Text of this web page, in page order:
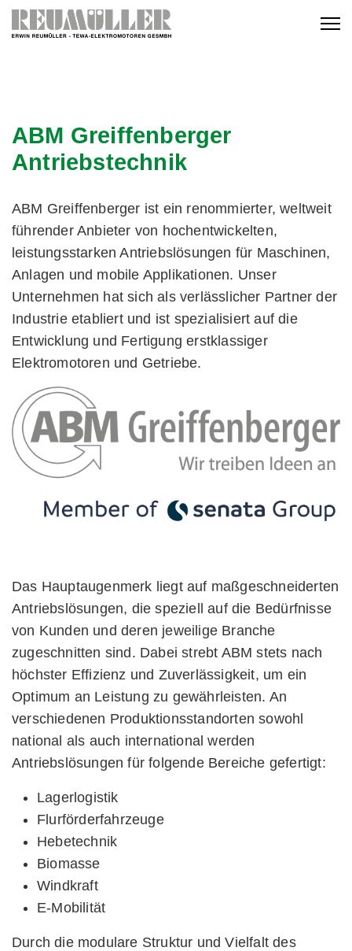
ABM Greiffenberger
Antriebstechnik
ABM Greiffenberger ist ein renommierter, weltweit
führender Anbieter von hochentwickelten,
leistungsstarken Antriebslösungen für Maschinen,
Anlagen und mobile Applikationen. Unser
Unternehmen hat sich als verlässlicher Partner der
Industrie etabliert und ist spezialisiert auf die
Entwicklung und Fertigung erstklassiger
Elektromotoren und Getriebe.
Das Hauptaugenmerk liegt auf maßgeschneiderten
Antriebslösungen, die speziell auf die Bedürfnisse
von Kunden und deren jeweilige Branche
zugeschnitten sind. Dabei strebt ABM stets nach
höchster Effizienz und Zuverlässigkeit, um ein
Optimum an Leistung zu gewährleisten. An
verschiedenen Produktionsstandorten sowohl
national als auch international werden
Antriebslösungen für folgende Bereiche gefertigt:
Lagerlogistik
Flurförderfahrzeuge
Hebetechnik
Biomasse
Windkraft
E-Mobilität
Durch die modulare Struktur und Vielfalt des